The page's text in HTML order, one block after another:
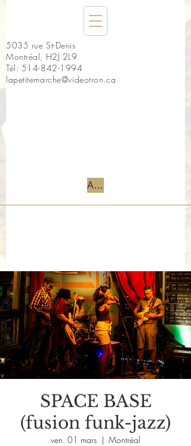
5035 rue St-Denis
Montréal, H2J 2L9
Tél: 514-842-1994
lapetitemarche@videotron.ca
Accueil
SPACE BASE
(fusion funk-jazz)
ven. 01 mars
  |
Montréal